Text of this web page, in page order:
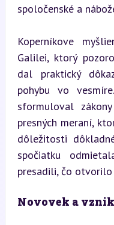
spoločenské a
Koperníkove
Galilei, ktorý
dal praktický
pohybu vo
sformuloval
presných meraní,
dôležitosti
spočiatku
presadili, čo
Novovek a